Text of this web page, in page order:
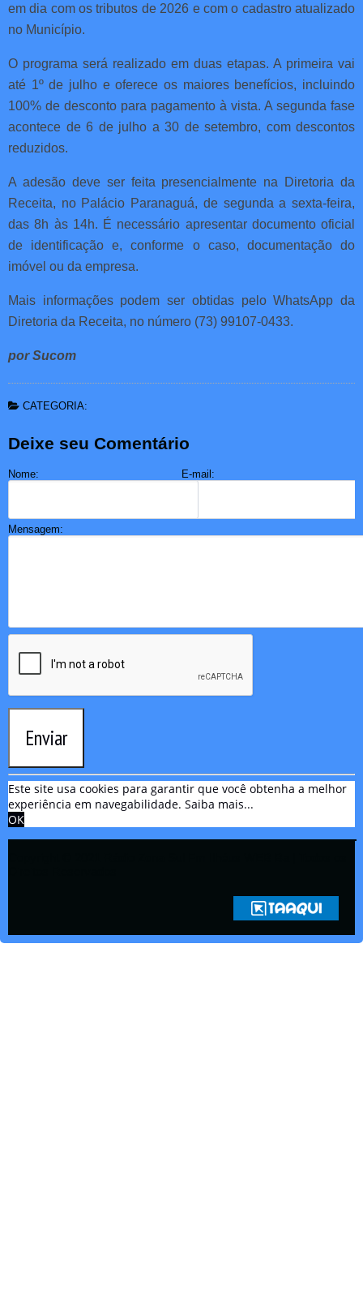
em dia com os tributos de 2026 e com o cadastro atualizado
no Município.
O programa será realizado em duas etapas. A primeira vai
até 1º de julho e oferece os maiores benefícios, incluindo
100% de desconto para pagamento à vista. A segunda fase
acontece de 6 de julho a 30 de setembro, com descontos
reduzidos.
A adesão deve ser feita presencialmente na Diretoria da
Receita, no Palácio Paranaguá, de segunda a sexta-feira,
das 8h às 14h. É necessário apresentar documento oficial
de identificação e, conforme o caso, documentação do
imóvel ou da empresa.
Mais informações podem ser obtidas pelo WhatsApp da
Diretoria da Receita, no número (73) 99107-0433.
por Sucom
CATEGORIA:
Deixe seu Comentário
Nome: E-mail:
Mensagem:
Enviar
Este site usa cookies para garantir que você obtenha a melhor
experiência em navegabilidade. Saiba mais...
OK